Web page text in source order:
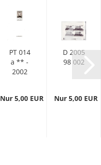
PT 014
a ** -
2002
Nur 5,00 EUR
D 2005
98 002
Nur 5,00 EUR